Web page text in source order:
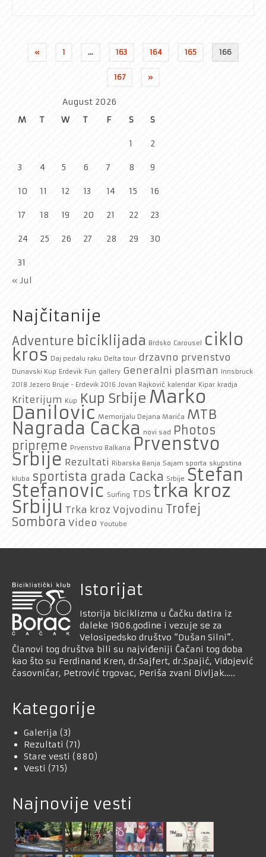
Posts
« 1 … 163 164 165 166
167 »
August 2026
M
T W T F S S
1 2
3 4 5 6 7 8 9
10 11 12 13 14 15 16
17 18 19 20 21 22 23
24 25 26 27 28 29 30
31
« Jul
Najčitanije
Adventure biciklijada Brdsko Carousel ciklo
kros Daj pedalu raku Delta tour drzavno prvenstvo
Dunavski Kup Erdevik Fun gallery Generalni plasman
Innsbruck
2018 Jezero Bruje - Erdevik 2016 Jovan Rajković kalendar Kipar kradja
Kriterijum Kup Kup Srbije Marko
Danilovic Memorijalu Dejana Marića MTB
Nagrada Cacka novi sad
Photos
pripreme
Prvenstvo Balkana Prvenstvo
Srbije Rezultati Ribarska Banja Sajam sporta skupstina
kluba sportista grada Cacka Srbije Stefan
Stefanovic Surfing TDS trka kroz
Srbiju Trka kroz Vojvodinu Trofej
Sombora Video Youtube
Istorijat
Istorija biciklizma u Čačku datira iz
daleke 1906.godine i vezuje se za
Velosipedsko društvo “Dušan Silni”.
Članovi tog društva bili su najviđeniji Čačani tog doba
kao što su Ferdinand Kren, dr.Sajfert, dr.Spajić, Vidojević
časovničar, Petrović trgovac, Periša zvani Divljak…..
Kategorije
Galerija (3)
Rezultati (71)
Stare vesti (880)
Vesti (715)
Najnovije vesti